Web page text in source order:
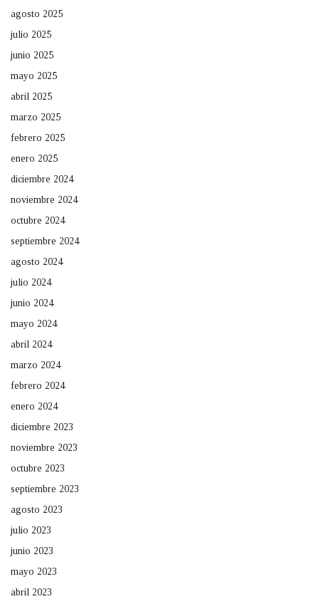
agosto 2025
julio 2025
junio 2025
mayo 2025
abril 2025
marzo 2025
febrero 2025
enero 2025
diciembre 2024
noviembre 2024
octubre 2024
septiembre 2024
agosto 2024
julio 2024
junio 2024
mayo 2024
abril 2024
marzo 2024
febrero 2024
enero 2024
diciembre 2023
noviembre 2023
octubre 2023
septiembre 2023
agosto 2023
julio 2023
junio 2023
mayo 2023
abril 2023